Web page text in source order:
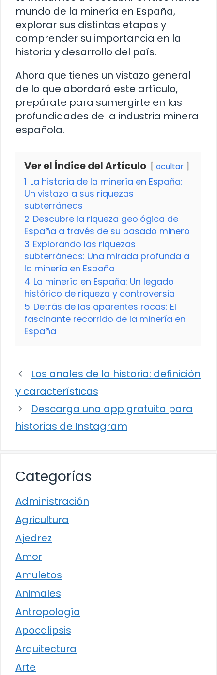
mundo de la minería en España,
explorar sus distintas etapas y
comprender su importancia en la
historia y desarrollo del país.
Ahora que tienes un vistazo general
de lo que abordará este artículo,
prepárate para sumergirte en las
profundidades de la industria minera
española.
Ver el Índice del Artículo ocultar
1 La historia de la minería en España:
Un vistazo a sus riquezas
subterráneas
2 Descubre la riqueza geológica de
España a través de su pasado minero
3 Explorando las riquezas
subterráneas: Una mirada profunda a
la minería en España
4 La minería en España: Un legado
histórico de riqueza y controversia
5 Detrás de las aparentes rocas: El
fascinante recorrido de la minería en
España
Los anales de la historia: definición
y características
Descarga una app gratuita para
historias de Instagram
Categorías
Administración
Agricultura
Ajedrez
Amor
Amuletos
Animales
Antropología
Apocalipsis
Arquitectura
Arte